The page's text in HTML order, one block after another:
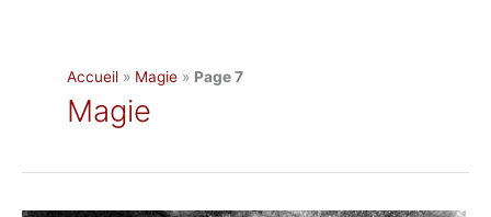
Accueil » Magie » Page 7
Magie